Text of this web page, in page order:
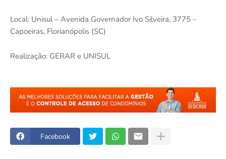
Local: Unisul – Avenida Governador Ivo Silveira, 3775 –
Capoeiras, Florianópolis (SC)
Realização: GERAR e UNISUL
Facebook